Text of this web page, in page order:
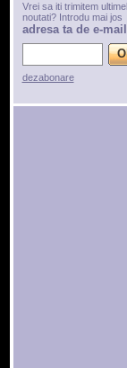
Vrei sa iti trimitem
noutati? Introdu mai jos
adresa ta de e-mail
dezabonare